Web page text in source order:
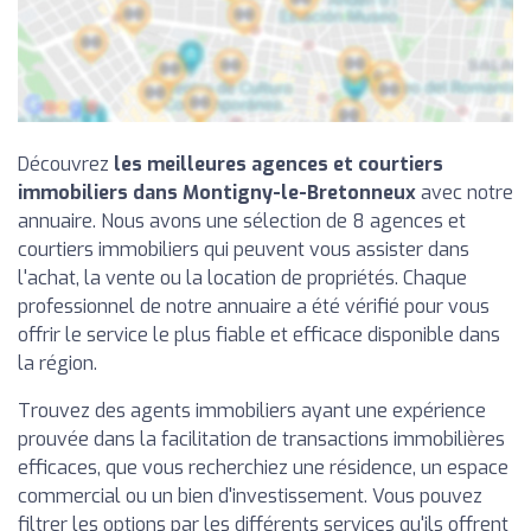
Découvrez les meilleures agences et courtiers
immobiliers dans Montigny-le-Bretonneuxavec notre
annuaire. Nous avons une sélection de 8 agences et
courtiers immobiliers qui peuvent vous assister dans
l'achat, la vente ou la location de propriétés. Chaque
professionnel de notre annuaire a été vérifié pour vous
offrir le service le plus fiable et efficace disponible dans
la région.
Trouvez des agents immobiliers ayant une expérience
prouvée dans la facilitation de transactions immobilières
efficaces, que vous recherchiez une résidence, un espace
commercial ou un bien d'investissement. Vous pouvez
filtrer les options par les différents services qu'ils offrent